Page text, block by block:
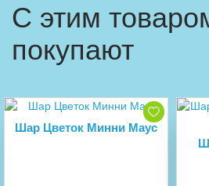
С этим
покупают
Шар Цветок Минни Маус